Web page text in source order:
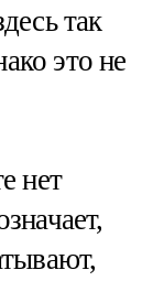
так
это не
нет